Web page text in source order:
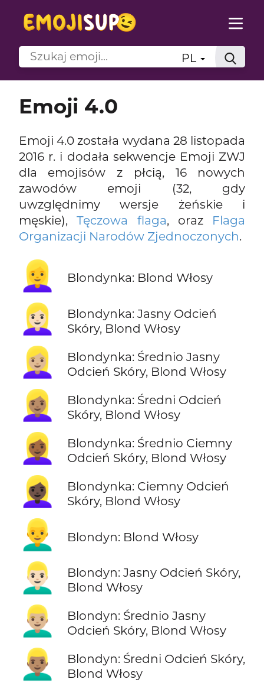
PL
Emoji 4.0
Emoji 4.0 została wydana 28 listopada
2016 r. i dodała sekwencje Emoji ZWJ
dla emojisów z płcią, 16 nowych
zawodów emoji (32, gdy
uwzględnimy wersje żeńskie i
męskie),Tęczowa flaga, oraz Flaga
Organizacji Narodów Zjednoczonych.
👱‍♀️ Blondynka: Blond Włosy
👱🏻‍♀️
Blondynka: Jasny Odcień
Skóry, Blond Włosy
👱🏼‍♀️
Blondynka: Średnio Jasny
Odcień Skóry, Blond Włosy
👱🏽‍♀️
Blondynka: Średni Odcień
Skóry, Blond Włosy
👱🏾‍♀️
Blondynka: Średnio Ciemny
Odcień Skóry, Blond Włosy
👱🏿‍♀️
Blondynka: Ciemny Odcień
Skóry, Blond Włosy
👱‍♂️ Blondyn: Blond Włosy
👱🏻‍♂️
Blondyn: Jasny Odcień Skóry,
Blond Włosy
👱🏼‍♂️
Blondyn: Średnio Jasny
Odcień Skóry, Blond Włosy
👱🏽‍♂️
Blondyn: Średni Odcień Skóry,
Blond Włosy